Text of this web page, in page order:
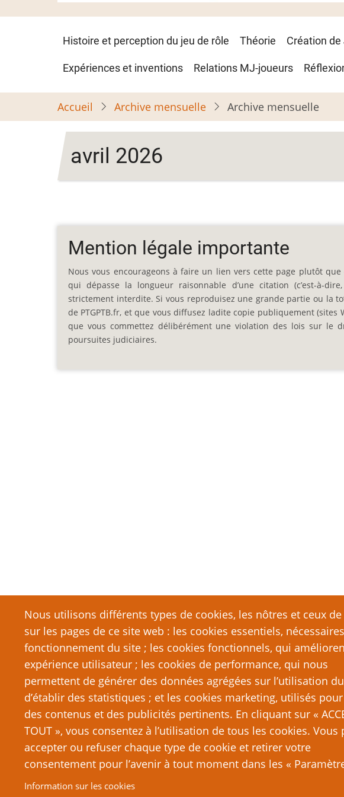
Navigation
principale
Histoire et perception du jeu de rôle Théorie Création de
Expériences et inventions Relations MJ-joueurs
Accueil Archive mensuelle Archive mensuelle
avril 2026
Nous utilisons différents types de cookies, les nôtres et ceux de
sur les pages de ce site web : les cookies essentiels,
fonctionnement du site ; les cookies fonctionnels, qui
expérience utilisateur ; les cookies de performance, qui nous
permettent de générer des données agrégées sur l’utilisation
d’établir des statistiques ; et les cookies marketing, utilisés
des contenus et des publicités pertinents. En cliquant sur «
TOUT », vous consentez à l’utilisation de tous les cookies. Vous
accepter ou refuser chaque type de cookie et retirer votre
consentement pour l’avenir à tout moment dans les «
Information sur les cookies
Mention légale importante
Nous vous encourageons à faire un lien vers cette page plutôt
qui dépasse la longueur raisonnable d’une citation (c’est-à-
strictement interdite. Si vous reproduisez une grande partie ou la
de PTGPTB.fr, et que vous diffusez ladite copie publiquement (sites
que vous commettez délibérément une violation des lois sur le
poursuites judiciaires.
© 2026 PTGPTB.fr, All rights reserved.